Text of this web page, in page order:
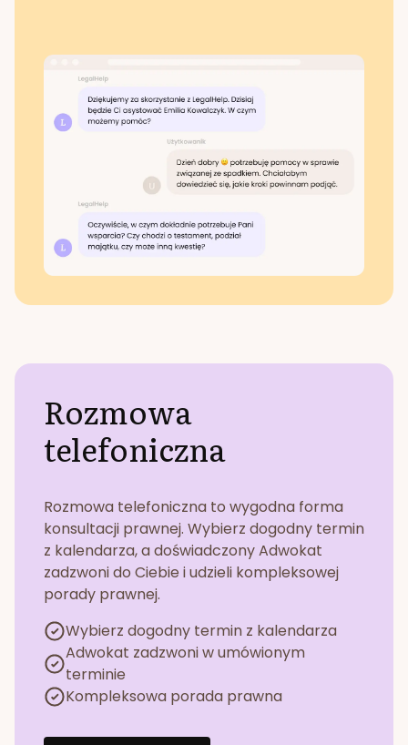
Rozmowa
telefoniczna
Rozmowa telefoniczna to wygodna forma
konsultacji prawnej. Wybierz dogodny termin
z kalendarza, a doświadczony Adwokat
zadzwoni do Ciebie i udzieli kompleksowej
porady prawnej.
Wybierz dogodny termin z kalendarza
Adwokat zadzwoni w umówionym
terminie
Kompleksowa porada prawna